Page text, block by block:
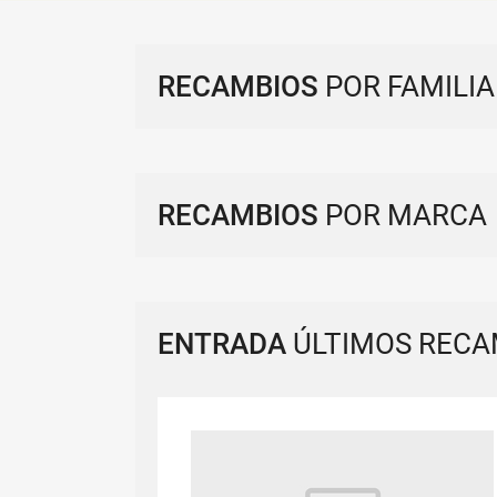
RECAMBIOS POR FAMILIA
RECAMBIOS POR MARCA
ENTRADA ÚLTIMOS